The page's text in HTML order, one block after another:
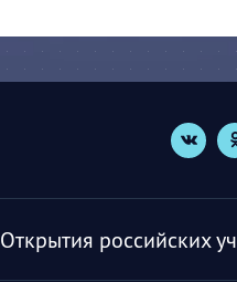
Открытия российских